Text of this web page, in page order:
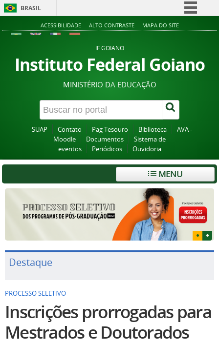
BRASIL
Simplifique!
Acesso à informação
Legislação
Canais
ACESSIBILIDADE ALTO CONTRASTE MAPA DO SITE
IF GOIANO
Instituto Federal Goiano
MINISTÉRIO DA EDUCAÇÃO
SUAP Contato Pag Tesouro Biblioteca
AVA -
Moodle
Documentos
Sistema de
eventos
Periódicos Ouvidoria
MENU
Destaque
PROCESSO SELETIVO
Inscrições prorrogadas para
Mestrados e Doutorados